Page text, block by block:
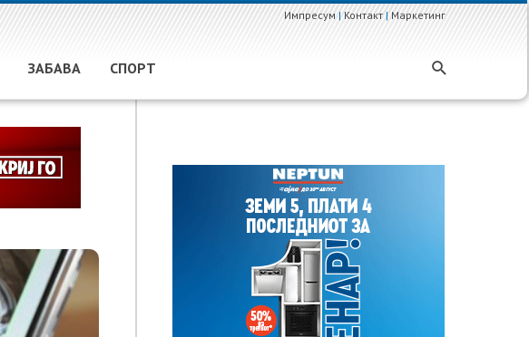
Импресум|Контакт|Маркетинг
ЗАБАВА СПОРТ